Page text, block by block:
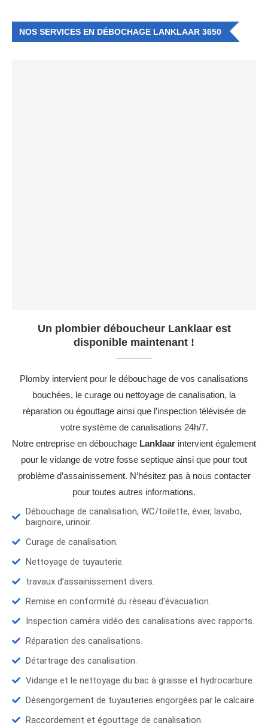
NOS SERVICES EN DÉBOCHAGE LANKLAAR 3650
Un plombier déboucheur Lanklaar est
disponible maintenant !
Plomby intervient pour le débouchage de vos canalisations
bouchées, le curage ou nettoyage de canalisation, la
réparation ou égouttage ainsi que l’inspection télévisée de
votre système de canalisations 24h/7.
Notre entreprise en débouchage Lanklaar intervient également
pour le vidange de votre fosse septique ainsi que pour tout
problème d’assainissement. N’hésitez pas à nous contacter
pour toutes autres informations.
Débouchage de canalisation, WC/toilette, évier, lavabo,
baignoire, urinoir.
Curage de canalisation.
Nettoyage de tuyauterie.
travaux d’assainissement divers.
Remise en conformité du réseau d'évacuation.
Inspection caméra vidéo des canalisations avec rapports.
Réparation des canalisations.
Détartrage des canalisation.
Vidange et le nettoyage du bac à graisse et hydrocarbure.
Désengorgement de tuyauteries engorgées par le calcaire.
Raccordement et égouttage de canalisation.